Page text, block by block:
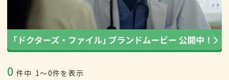
0 件中 1〜0件を表示